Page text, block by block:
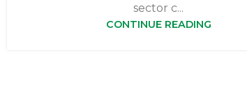
sector c...
CONTINUE READING